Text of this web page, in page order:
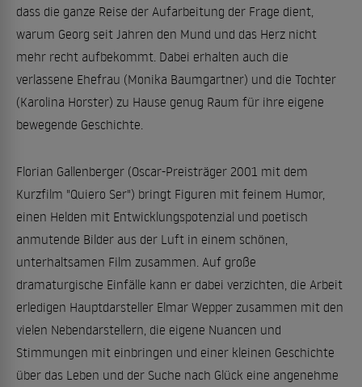
dass die ganze Reise der Aufarbeitung der Frage dient,
warum Georg seit Jahren den Mund und das Herz nicht
mehr recht aufbekommt. Dabei erhalten auch die
verlassene Ehefrau (Monika Baumgartner) und die Tochter
(Karolina Horster) zu Hause genug Raum für ihre eigene
bewegende Geschichte.
Florian Gallenberger (Oscar-Preisträger 2001 mit dem
Kurzfilm "Quiero Ser") bringt Figuren mit feinem Humor,
einen Helden mit Entwicklungspotenzial und poetisch
anmutende Bilder aus der Luft in einem schönen,
unterhaltsamen Film zusammen. Auf große
dramaturgische Einfälle kann er dabei verzichten, die Arbeit
erledigen Hauptdarsteller Elmar Wepper zusammen mit den
vielen Nebendarstellern, die eigene Nuancen und
Stimmungen mit einbringen und einer kleinen Geschichte
über das Leben und der Suche nach Glück eine angenehme